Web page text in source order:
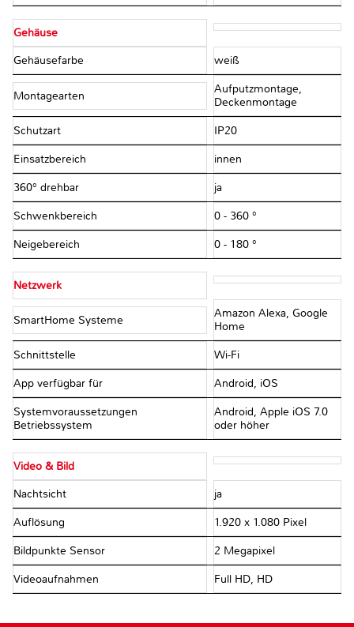
Gehäuse
Gehäusefarbe weiß
Montagearten
Aufputzmontage,
Deckenmontage
Schutzart IP20
Einsatzbereich innen
360° drehbar ja
Schwenkbereich 0 - 360 °
Neigebereich 0 - 180 °
Netzwerk
SmartHome Systeme
Amazon Alexa, Google
Home
Schnittstelle Wi-Fi
App verfügbar für Android, iOS
Systemvoraussetzungen
Betriebssystem
Android, Apple iOS 7.0
oder höher
Video & Bild
Nachtsicht ja
Auflösung 1.920 x 1.080 Pixel
Bildpunkte Sensor 2 Megapixel
Videoaufnahmen Full HD, HD